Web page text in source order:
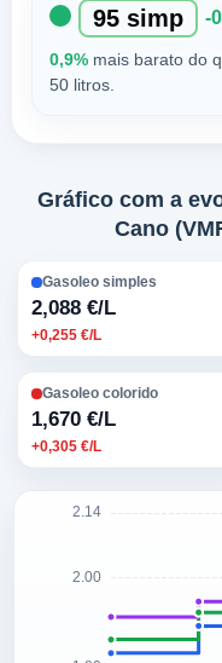
95 simp -
0,9%mais barato do
50 litros.
Gráfico com a
Cano
Gasoleo simples
2,088 €/L
+0,255 €/L
Gasoleo colorido
1,670 €/L
+0,305 €/L